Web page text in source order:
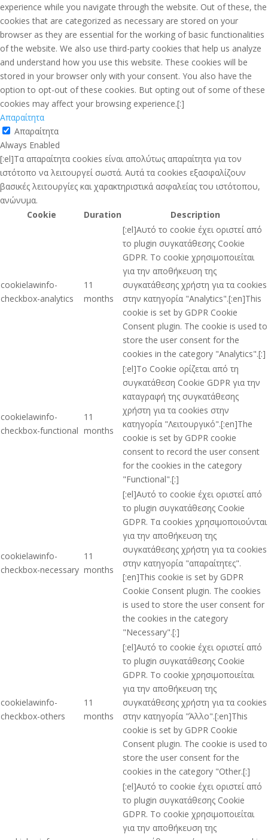
experience while you navigate through the website. Out of these, the
cookies that are categorized as necessary are stored on your
browser as they are essential for the working of basic functionalities
of the website. We also use third-party cookies that help us analyze
and understand how you use this website. These cookies will be
stored in your browser only with your consent. You also have the
option to opt-out of these cookies. But opting out of some of these
cookies may affect your browsing experience.[:]
Απαραίτητα
Απαραίτητα
Always Enabled
[:el]Τα απαραίτητα cookies είναι απολύτως απαραίτητα για τον
ιστότοπο να λειτουργεί σωστά. Αυτά τα cookies εξασφαλίζουν
βασικές λειτουργίες και χαρακτηριστικά ασφαλείας του ιστότοπου,
ανώνυμα.
Cookie
Duration Description
cookielawinfo-
checkbox-analytics
11
months
[:el]Αυτό το cookie έχει οριστεί από
το plugin συγκατάθεσης Cookie
GDPR. Το cookie χρησιμοποιείται
για την αποθήκευση της
συγκατάθεσης χρήστη για τα cookies
στην κατηγορία "Analytics".[:en]This
cookie is set by GDPR Cookie
Consent plugin. The cookie is used to
store the user consent for the
cookies in the category "Analytics".[:]
cookielawinfo-
checkbox-functional
11
months
[:el]Το Cookie ορίζεται από τη
συγκατάθεση Cookie GDPR για την
καταγραφή της συγκατάθεσης
χρήστη για τα cookies στην
κατηγορία "Λειτουργικό".[:en]The
cookie is set by GDPR cookie
consent to record the user consent
for the cookies in the category
"Functional".[:]
cookielawinfo-
checkbox-necessary
11
months
[:el]Αυτό το cookie έχει οριστεί από
το plugin συγκατάθεσης Cookie
GDPR. Τα cookies χρησιμοποιούνται
για την αποθήκευση της
συγκατάθεσης χρήστη για τα cookies
στην κατηγορία "απαραίτητες".
[:en]This cookie is set by GDPR
Cookie Consent plugin. The cookies
is used to store the user consent for
the cookies in the category
"Necessary".[:]
cookielawinfo-
checkbox-others
11
months
[:el]Αυτό το cookie έχει οριστεί από
το plugin συγκατάθεσης Cookie
GDPR. Το cookie χρησιμοποιείται
για την αποθήκευση της
συγκατάθεσης χρήστη για τα cookies
στην κατηγορία "Άλλο".[:en]This
cookie is set by GDPR Cookie
Consent plugin. The cookie is used to
store the user consent for the
cookies in the category "Other.[:]
[:el]Αυτό το cookie έχει οριστεί από
το plugin συγκατάθεσης Cookie
GDPR. Το cookie χρησιμοποιείται
για την αποθήκευση της